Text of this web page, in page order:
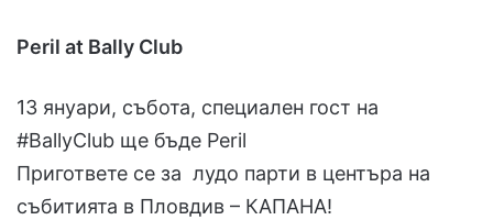
Peril at Bally Club
13 януари, събота, специален гост на
#BallyClub ще бъде Peril
Пригответе се за лудо парти в центъра на
събитията в Пловдив – КАПАНА!